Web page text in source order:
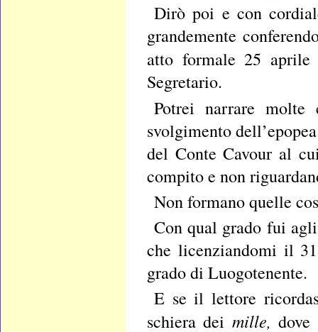
Dirò poi e con
grandemente
atto formale 25
Segretario.
Potrei narrare
svolgimento
del Conte Cavour al
compito e non
Non formano quelle
Con qual grado fui
che licenziandomi il
grado di Luogotenente.
E se il lettore
schiera dei mille,